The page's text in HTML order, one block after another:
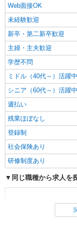
Web面接OK
未経験歓迎
新卒・第二新卒歓迎
主婦・主夫歓迎
学歴不問
ミドル（40代～）活躍中
シニア（60代～）活躍中
週払い
残業ほぼなし
登録制
社会保険あり
研修制度あり
同じ職種から求人を
看護師・保健師・看